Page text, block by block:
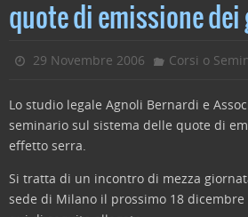
quote di emissione dei
29 Novembre 2006 Corsi o
Lo studio legale Agnoli Bernardi e
seminario sul sistema delle quote di
effetto serra.
Si tratta di un incontro di mezza
sede di Milano il prossimo 18